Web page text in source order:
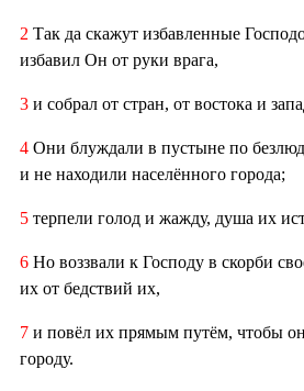
2 Так да скажут избавленные
избавил Он от руки врага,
3 и собрал от стран, от востока и
4 Они блуждали в пустыне по
и не находили населённого города;
5 терпели голод и жажду, душа их
6 Но воззвали к Господу в скорби
их от бедствий их,
7 и повёл их прямым путём, чтобы
городу.